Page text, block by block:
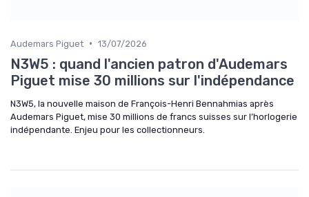
Audemars Piguet • 13/07/2026
N3W5 : quand l'ancien patron d'Audemars
Piguet mise 30 millions sur l'indépendance
N3W5, la nouvelle maison de François-Henri Bennahmias après
Audemars Piguet, mise 30 millions de francs suisses sur l’horlogerie
indépendante. Enjeu pour les collectionneurs.